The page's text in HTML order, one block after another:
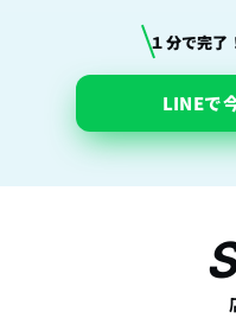
１分で完了
LINEで